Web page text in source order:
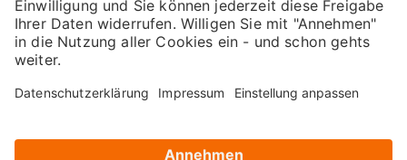
© 2026 121WATT GmbH
Über uns
Allgemeine Geschäftsbedingungen